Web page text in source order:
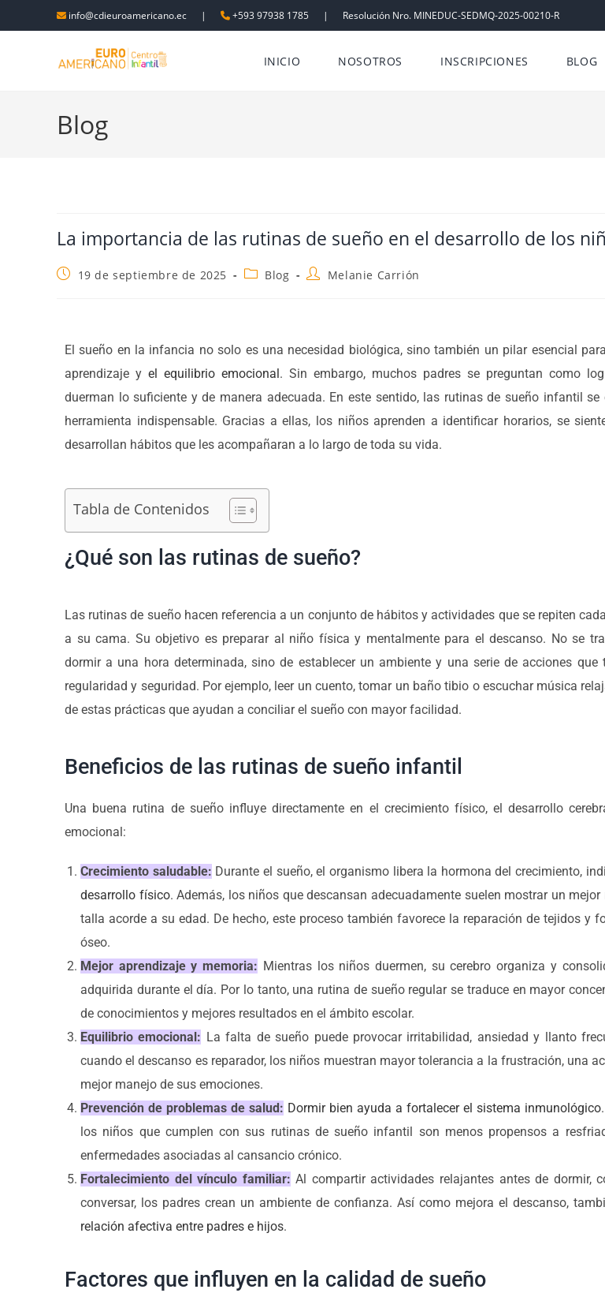
info@cdieuroamericano.ec | +593 97938 1785 | Resolución Nro. MINEDUC-SEDMQ-2025-00210-R
INICIO NOSOTROS INSCRIPCIONES BLOG
Blog
La importancia de las rutinas de sueño en el desarrollo de los
19 de septiembre de 2025 Blog Melanie Carrión
El sueño en la infancia no solo es una necesidad biológica, sino también un pilar esencial
aprendizaje y el equilibrio emocional. Sin embargo, muchos padres se preguntan como
duerman lo suficiente y de manera adecuada. En este sentido, las rutinas de sueño infantil se
herramienta indispensable. Gracias a ellas, los niños aprenden a identificar horarios, se
desarrollan hábitos que les acompañaran a lo largo de toda su vida.
Tabla de Contenidos
¿Qué son las rutinas de sueño?
Las rutinas de sueño hacen referencia a un conjunto de hábitos y actividades que se repiten
a su cama. Su objetivo es preparar al niño física y mentalmente para el descanso. No se
dormir a una hora determinada, sino de establecer un ambiente y una serie de acciones que
regularidad y seguridad. Por ejemplo, leer un cuento, tomar un baño tibio o escuchar música
de estas prácticas que ayudan a conciliar el sueño con mayor facilidad.
Beneficios de las rutinas de sueño infantil
Una buena rutina de sueño influye directamente en el crecimiento físico, el desarrollo
emocional:
Crecimiento saludable: Durante el sueño, el organismo libera la hormona del crecimiento,
desarrollo físico. Además, los niños que descansan adecuadamente suelen mostrar un
talla acorde a su edad. De hecho, este proceso también favorece la reparación de tejidos y
óseo.
Mejor aprendizaje y memoria: Mientras los niños duermen, su cerebro organiza y
adquirida durante el día. Por lo tanto, una rutina de sueño regular se traduce en mayor
de conocimientos y mejores resultados en el ámbito escolar.
Equilibrio emocional: La falta de sueño puede provocar irritabilidad, ansiedad y llanto
cuando el descanso es reparador, los niños muestran mayor tolerancia a la frustración, una
mejor manejo de sus emociones.
Prevención de problemas de salud: Dormir bien ayuda a fortalecer el sistema inmunológico
los niños que cumplen con sus rutinas de sueño infantil son menos propensos a
enfermedades asociadas al cansancio crónico.
Fortalecimiento del vínculo familiar: Al compartir actividades relajantes antes de dormir,
conversar, los padres crean un ambiente de confianza. Así como mejora el descanso,
relación afectiva entre padres e hijos.
Factores que influyen en la calidad de sueño